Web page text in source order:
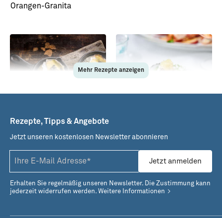
Orangen-Granita
Überbackene Auster aus
dem Raclette
Austerntatar auf
Gurkenspaghetti
Mehr Rezepte anzeigen
Rezepte, Tipps & Angebote
Jetzt unseren kostenlosen Newsletter abonnieren
Jetzt anmelden
Erhalten Sie regelmäßig unseren Newsletter. Die Zustimmung kann
jederzeit widerrufen werden. Weitere Informationen